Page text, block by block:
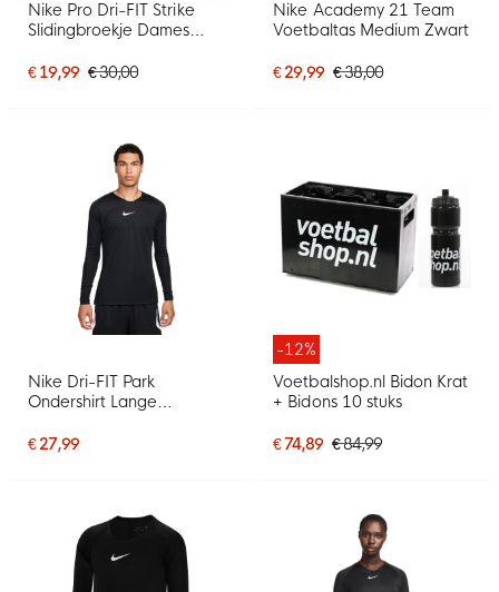
Nike Pro Dri-FIT Strike
Slidingbroekje Dames
€ 19,99 € 30,00
Nike Academy 21 Team
Voetbaltas Medium Zwart
€ 29,99 € 38,00
Nike Dri-FIT Park
Ondershirt Lange
€ 27,99
-12%
Voetbalshop.nl Bidon Krat
+ Bidons 10 stuks
€ 74,89 € 84,99